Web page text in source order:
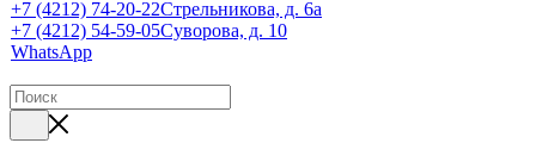
+7 (4212) 74-20-22Стрельникова, д. 6а
+7 (4212) 54-59-05Суворова, д. 10
WhatsApp